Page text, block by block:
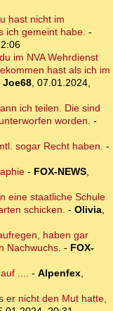
hast nicht im
ich gemeint habe. -
im NVA Wehrdienst
hast als ich im
Joe68, 07.01.2024,
ich teilen. Die sind
worden. -
sogar Recht haben. -
- FOX-NEWS,
eine staatliche Schule
schicken. - Olivia,
haben gar
Nachwuchs. - FOX-
.... - Alpenfex,
er nicht den Mut hatte,